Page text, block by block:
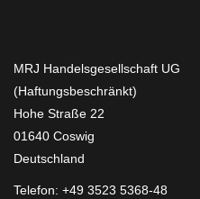
MRJ Handelsgesellschaft UG
(Haftungsbeschränkt)
Hohe Straße 22
01640 Coswig
Deutschland
Telefon: +49 3523 5368-48